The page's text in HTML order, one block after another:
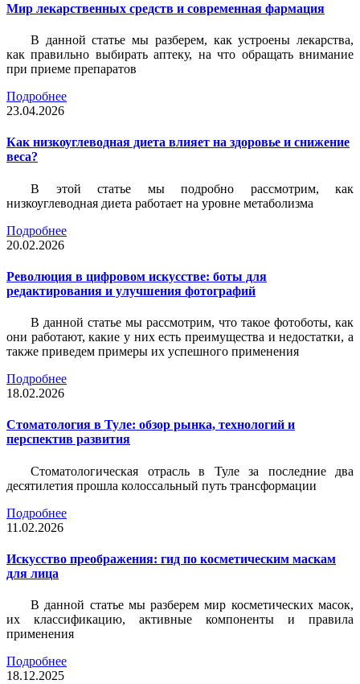
Мир лекарственных средств и современная фармация
В данной статье мы разберем, как устроены лекарства,
как правильно выбирать аптеку, на что обращать внимание
при приеме препаратов
Подробнее
23.04.2026
Как низкоуглеводная диета влияет на здоровье и снижение
веса?
В этой статье мы подробно рассмотрим, как
низкоуглеводная диета работает на уровне метаболизма
Подробнее
20.02.2026
Революция в цифровом искусстве: боты для
редактирования и улучшения фотографий
В данной статье мы рассмотрим, что такое фотоботы, как
они работают, какие у них есть преимущества и недостатки, а
также приведем примеры их успешного применения
Подробнее
18.02.2026
Стоматология в Туле: обзор рынка, технологий и
перспектив развития
Стоматологическая отрасль в Туле за последние два
десятилетия прошла колоссальный путь трансформации
Подробнее
11.02.2026
Искусство преображения: гид по косметическим маскам
для лица
В данной статье мы разберем мир косметических масок,
их классификацию, активные компоненты и правила
применения
Подробнее
18.12.2025